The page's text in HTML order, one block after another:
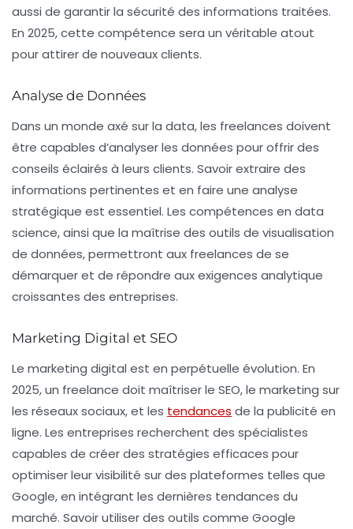
aussi de garantir la sécurité des informations traitées.
En 2025, cette compétence sera un véritable atout
pour attirer de nouveaux clients.
Analyse de Données
Dans un monde axé sur la data, les freelances doivent
être capables d’analyser les données pour offrir des
conseils éclairés à leurs clients. Savoir extraire des
informations pertinentes et en faire une analyse
stratégique est essentiel. Les compétences en data
science, ainsi que la maîtrise des outils de visualisation
de données, permettront aux freelances de se
démarquer et de répondre aux exigences analytique
croissantes des entreprises.
Marketing Digital et SEO
Le marketing digital est en perpétuelle évolution. En
2025, un freelance doit maîtriser le SEO, le marketing sur
les réseaux sociaux, et les tendances de la publicité en
ligne. Les entreprises recherchent des spécialistes
capables de créer des stratégies efficaces pour
optimiser leur visibilité sur des plateformes telles que
Google, en intégrant les dernières tendances du
marché. Savoir utiliser des outils comme Google